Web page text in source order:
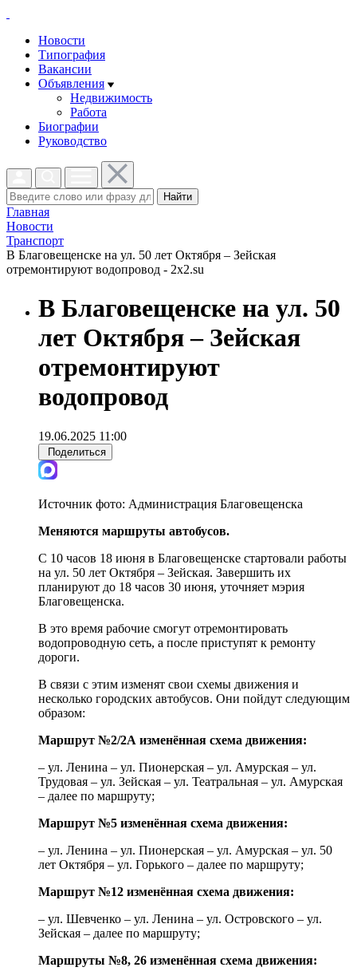
Новости
Типография
Вакансии
Объявления
Недвижимость
Работа
Биографии
Руководство
Найти
Главная
Новости
Транспорт
В Благовещенске на ул. 50 лет Октября – Зейская
отремонтируют водопровод - 2x2.su
В Благовещенске на ул. 50
лет Октября – Зейская
отремонтируют
водопровод
19.06.2025 11:00
Поделиться
Источник фото: Администрация Благовещенска
Меняются маршруты автобусов.
С 10 часов 18 июня в Благовещенске стартовали работы
на ул. 50 лет Октября – Зейская. Завершить их
планируют до 18 часов 30 июня, уточняет мэрия
Благовещенска.
В это время рабочие смогут отремонтировать
водопроводную сеть, а после приступят к ремонту
дороги.
В связи с этим изменят свои схемы движения и
несколько городских автобусов. Они пойдут следующим
образом:
Маршрут №2/2А изменённая схема движения:
– ул. Ленина – ул. Пионерская – ул. Амурская – ул.
Трудовая – ул. Зейская – ул. Театральная – ул. Амурская
– далее по маршруту;
Маршрут №5 изменённая схема движения:
– ул. Ленина – ул. Пионерская – ул. Амурская – ул. 50
лет Октября – ул. Горького – далее по маршруту;
Маршрут №12 изменённая схема движения:
– ул. Шевченко – ул. Ленина – ул. Островского – ул.
Зейская – далее по маршруту;
Маршруты №8, 26 изменённая схема движения: